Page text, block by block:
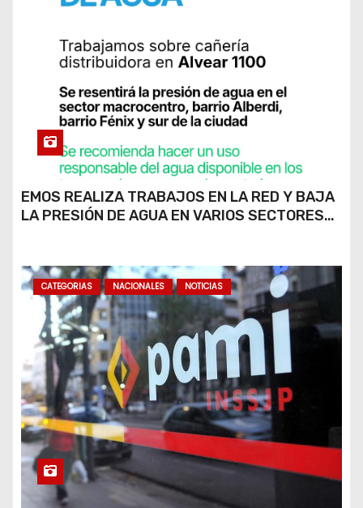
EMOS REALIZA TRABAJOS EN LA RED Y BAJA
LA PRESIÓN DE AGUA EN VARIOS SECTORES
CATEGORIAS NACIONALES NOTICIAS